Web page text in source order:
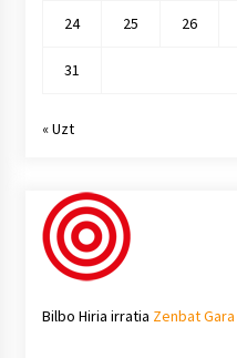
24 25 26
31
« Uzt
Bilbo Hiria irratia Zenbat Gara